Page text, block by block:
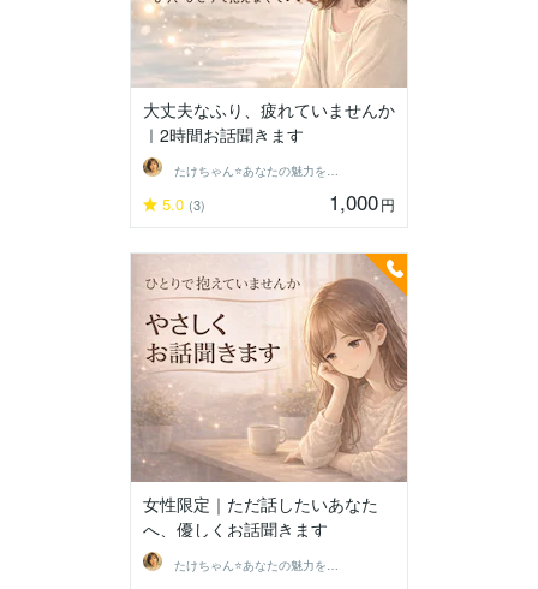
大丈夫なふり、疲れていませんか
｜2時間お話聞きます
たけちゃん⭐あなたの魅力を見つける対話人
5.0 (3) 1,000円
女性限定｜ただ話したいあなた
へ、優しくお話聞きます
たけちゃん⭐あなたの魅力を見つける対話人